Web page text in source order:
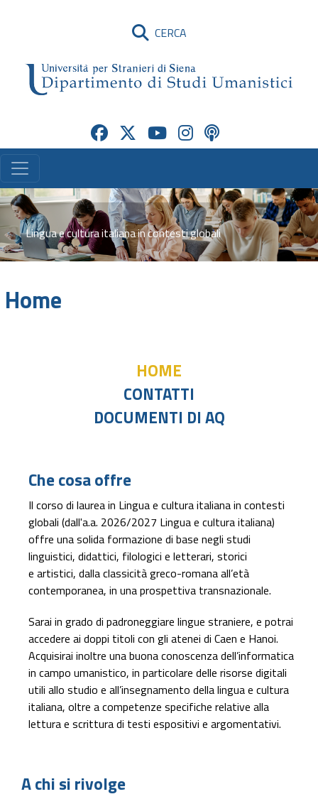
CERCA
Lingua e cultura italiana in contesti globali
Home
HOME
CONTATTI
DOCUMENTI DI AQ
Che cosa offre
Il corso di laurea in Lingua e cultura italiana in contesti
globali (dall'a.a. 2026/2027 Lingua e cultura italiana)
offre una solida formazione di base negli studi
linguistici, didattici, filologici e letterari, storici
e artistici, dalla classicità greco-romana all’età
contemporanea, in una prospettiva transnazionale.
Sarai in grado di padroneggiare lingue straniere, e potrai
accedere ai doppi titoli con gli atenei di Caen e Hanoi.
Acquisirai inoltre una buona conoscenza dell’informatica
in campo umanistico, in particolare delle risorse digitali
utili allo studio e all’insegnamento della lingua e cultura
italiana, oltre a competenze specifiche relative alla
lettura e scrittura di testi espositivi e argomentativi.
A chi si rivolge